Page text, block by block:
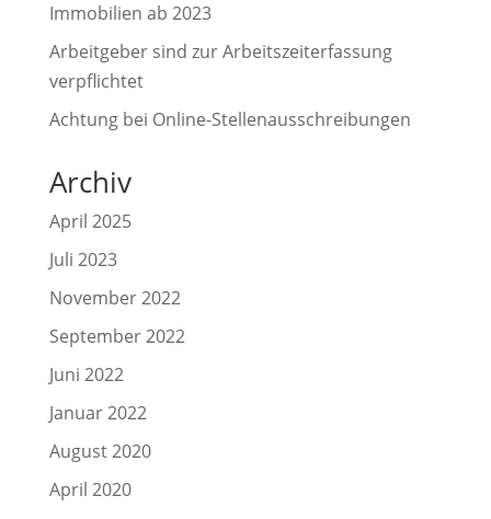
Immobilien ab 2023
Arbeitgeber sind zur Arbeitszeiterfassung
verpflichtet
Achtung bei Online-Stellenausschreibungen
Archiv
April 2025
Juli 2023
November 2022
September 2022
Juni 2022
Januar 2022
August 2020
April 2020